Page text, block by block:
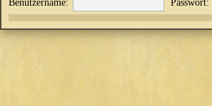
Benutzername: Passwort: